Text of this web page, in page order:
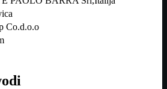
Co.d.o.o